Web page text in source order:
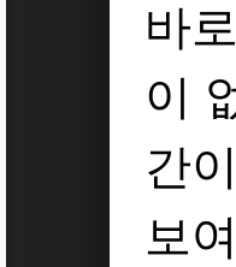
바
이
간
보